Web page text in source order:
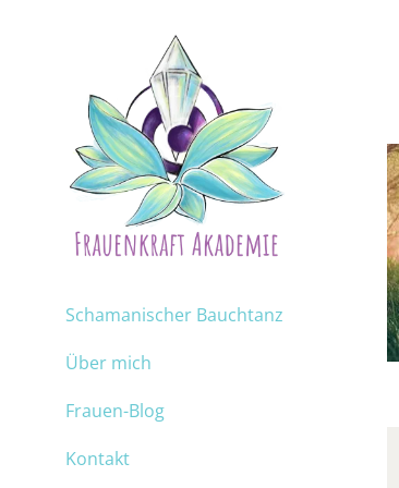
Schamanischer Bauchtanz
Über mich
Frauen-Blog
Kontakt